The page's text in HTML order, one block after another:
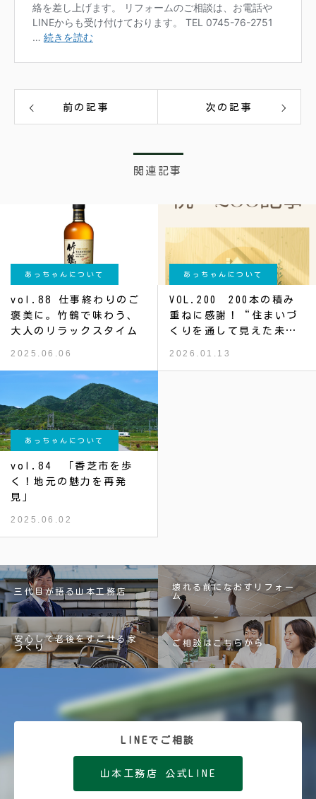
前の記事 次の記事
関連記事
あっちゃんについて
vol.88 仕事終わりのご
褒美に。竹鶴で味わう、
大人のリラックスタイム
2025.06.06
あっちゃんについて
VOL.200 200本の積み
重ねに感謝！“住まいづ
くりを通して見えた未
2026.01.13
あっちゃんについて
vol.84 「香芝市を歩
く！地元の魅力を再発
見」
2025.06.02
三代目が語る山本工務店
壊れる前になおすリフォー
ム
安心して老後をすごせる家
づくり
ご相談はこちらから
LINEでご相談
山本工務店 公式LINE